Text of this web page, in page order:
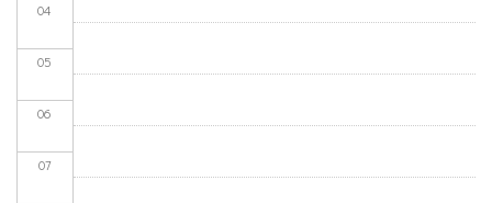
04
05
06
07